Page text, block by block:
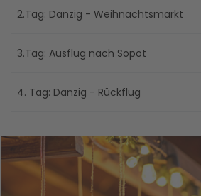
2.Tag: Danzig - Weihnachtsmarkt
3.Tag: Ausflug nach Sopot
4. Tag: Danzig - Rückflug